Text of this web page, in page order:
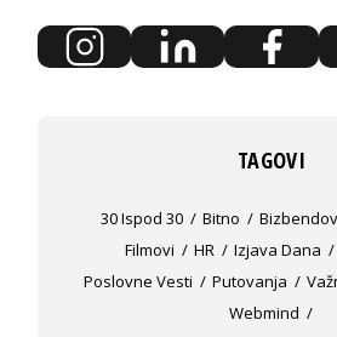
TAGOVI
30 Ispod 30 Bitno
Filmovi
HR Izjava Dana
Poslovne Vesti
Putovanja
Webmind